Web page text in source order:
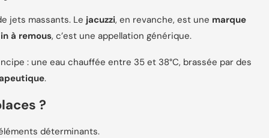
jets massants. Le jacuzzi, en revanche, est une marque
à remous, c’est une appellation générique.
: une eau chauffée entre 35 et 38°C, brassée par des
.
?
déterminants.